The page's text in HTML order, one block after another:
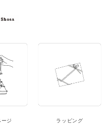
ジ ラッピング